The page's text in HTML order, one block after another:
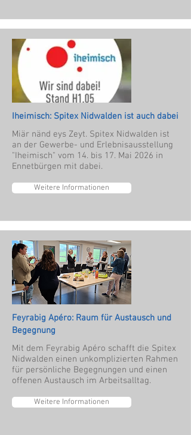
Iheimisch: Spitex Nidwalden ist auch dabei
Miär nänd eys Zeyt. Spitex Nidwalden ist
an der Gewerbe- und Erlebnisausstellung
"Iheimisch" vom 14. bis 17. Mai 2026 in
Ennetbürgen mit dabei.
Weitere Informationen
Feyrabig Apéro: Raum für Austausch und
Begegnung
Mit dem Feyrabig Apéro schafft die Spitex
Nidwalden einen unkomplizierten Rahmen
für persönliche Begegnungen und einen
offenen Austausch im Arbeitsalltag.
Weitere Informationen